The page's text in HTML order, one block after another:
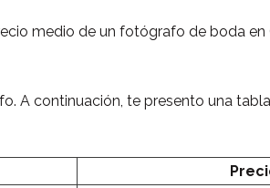
medio de un fotógrafo de boda en
A continuación, te presento una